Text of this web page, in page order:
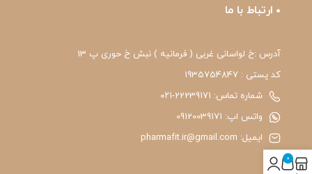
ارتباط با ما
آدرس :خ لواسانی غربی ( فرمانیه ) نبش خ حوری پ 13
کد پستی : 1935754847
شماره تماس: 22239171-۰۲۱
واتس اپ: 09120039171
ایمیل: pharmafit.ir@gmail.com
0